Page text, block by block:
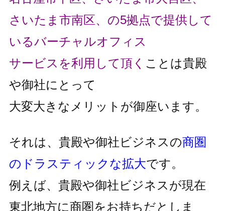
さいたま市南区、の5拠点で提供して
いるバーチャルオフィス
サービスを利用して頂く ことは貴殿
や御社にとって
大変大きなメリットが御座います。
それは、貴殿や御社ビジネスの商圏
のドラスティックな拡大です。
例えば、貴殿や御社ビジネスが現在
東北地方に商圏をお持ちだとしま